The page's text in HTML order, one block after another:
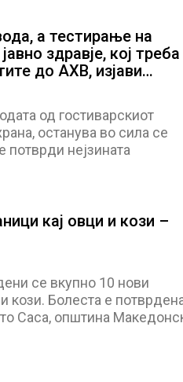
а тестирање на
здравје, кој треба
до АХВ, изјави
од гостиварскиот
останува во сила се
потврди нејзината
кај овци и кози –
се вкупно 10 нови
кози. Болеста е
Саса, општина